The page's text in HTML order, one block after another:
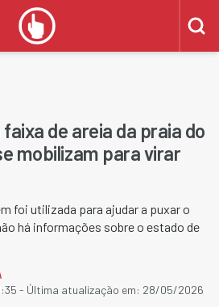
de areia da praia do
mobilizam para virar
foi utilizada para ajudar a puxar o
há informações sobre o estado de
- Última atualização em: 28/05/2026